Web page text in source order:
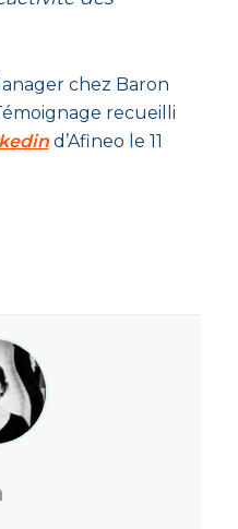
chez Baron
recueilli
d’Afineo le 11